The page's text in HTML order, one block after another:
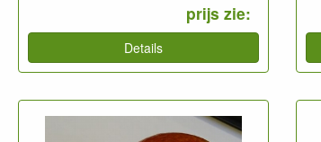
prijs zie:
Details